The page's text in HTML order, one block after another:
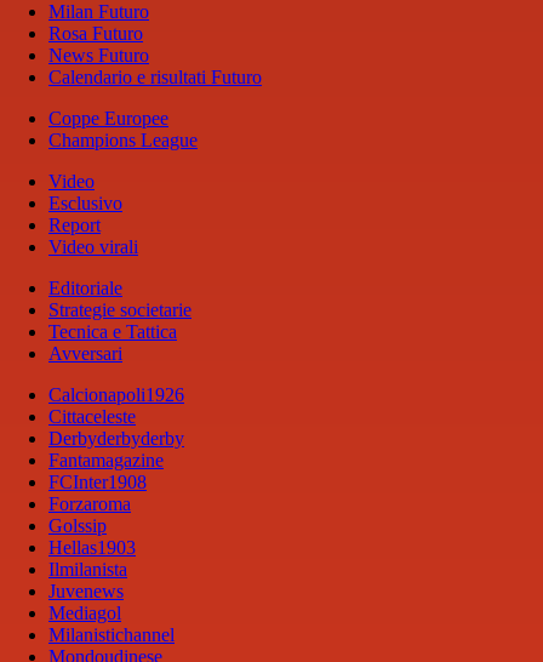
Milan Futuro
Rosa Futuro
News Futuro
Calendario e risultati Futuro
Coppe Europee
Champions League
Video
Esclusivo
Report
Video virali
Editoriale
Strategie societarie
Tecnica e Tattica
Avversari
Calcionapoli1926
Cittaceleste
Derbyderbyderby
Fantamagazine
FCInter1908
Forzaroma
Golssip
Hellas1903
Ilmilanista
Juvenews
Mediagol
Milanistichannel
Mondoudinese